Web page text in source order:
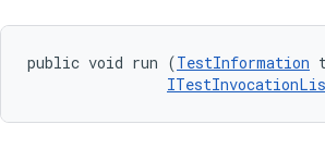
public void run (TestInformation